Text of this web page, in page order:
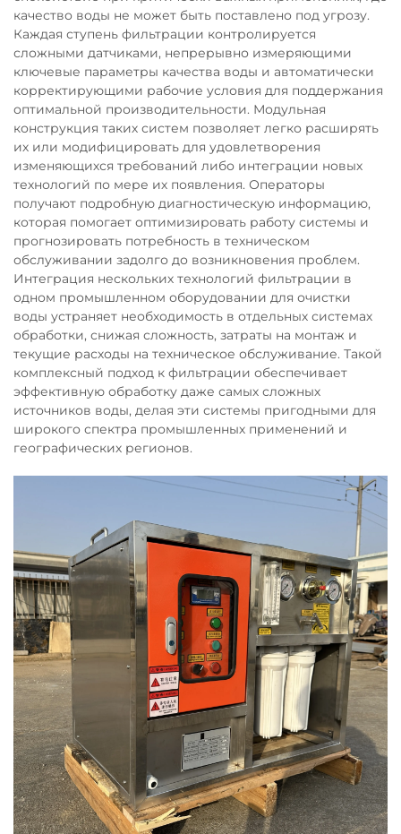
качество воды не может быть поставлено под угрозу.
Каждая ступень фильтрации контролируется
сложными датчиками, непрерывно измеряющими
ключевые параметры качества воды и автоматически
корректирующими рабочие условия для поддержания
оптимальной производительности. Модульная
конструкция таких систем позволяет легко расширять
их или модифицировать для удовлетворения
изменяющихся требований либо интеграции новых
технологий по мере их появления. Операторы
получают подробную диагностическую информацию,
которая помогает оптимизировать работу системы и
прогнозировать потребность в техническом
обслуживании задолго до возникновения проблем.
Интеграция нескольких технологий фильтрации в
одном промышленном оборудовании для очистки
воды устраняет необходимость в отдельных системах
обработки, снижая сложность, затраты на монтаж и
текущие расходы на техническое обслуживание. Такой
комплексный подход к фильтрации обеспечивает
эффективную обработку даже самых сложных
источников воды, делая эти системы пригодными для
широкого спектра промышленных применений и
географических регионов.